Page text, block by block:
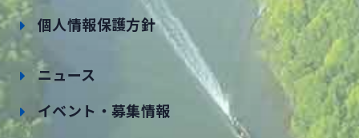
個人情報保護方針
ニュース
イベント・募集情報